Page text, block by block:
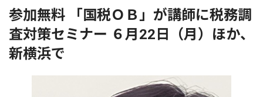
参加無料 「国税ＯＢ」が講師に税務調
査対策セミナー ６月22日（月）ほか、
新横浜で